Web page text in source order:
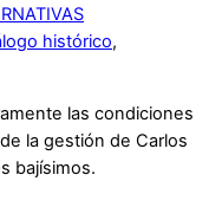
histórico,
las condiciones
la gestión de Carlos
bajísimos.